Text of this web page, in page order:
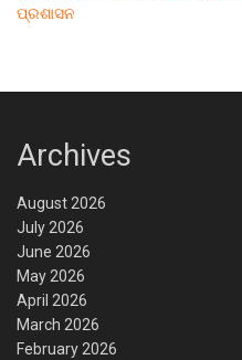
ପ୍ରଶାସନ
Archives
August 2026
July 2026
June 2026
May 2026
April 2026
March 2026
February 2026